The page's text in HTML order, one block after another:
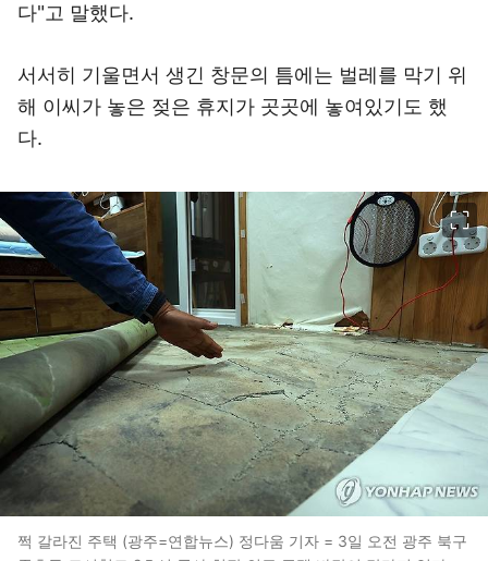
다"고 말했다.
서서히 기울면서 생긴 창문의 틈에는 벌레를 막기 위
해 이씨가 놓은 젖은 휴지가 곳곳에 놓여있기도 했
다.
쩍 갈라진 주택 (광주=연합뉴스) 정다움 기자 = 3일 오전 광주 북구